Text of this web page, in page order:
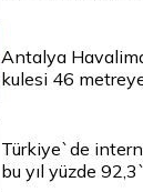
Antalya
kulesi 46
Türkiye`de
bu yıl yüzde